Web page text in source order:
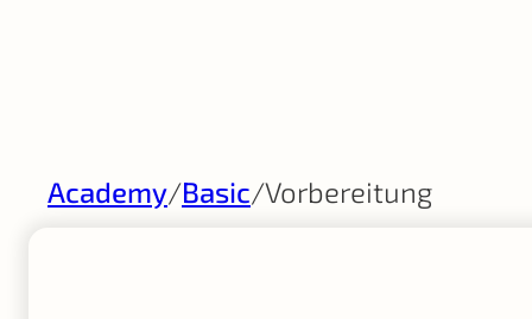
Academy/Basic/Vorbereitung